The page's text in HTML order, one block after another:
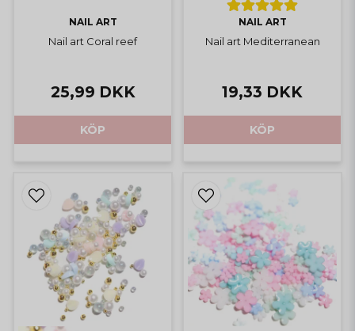
NAIL ART
Nail art Coral reef
25,99 DKK
KÖP
NAIL ART
Nail art Mediterranean
19,33 DKK
KÖP